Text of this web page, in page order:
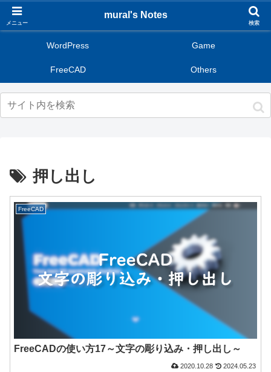
WordPress Game
FreeCAD Others
押し出し
FreeCAD
FreeCADの使い方17～文字の彫り込み・押し出し～
2020.10.28
2024.05.23
メニュー
mural's Notes
検索